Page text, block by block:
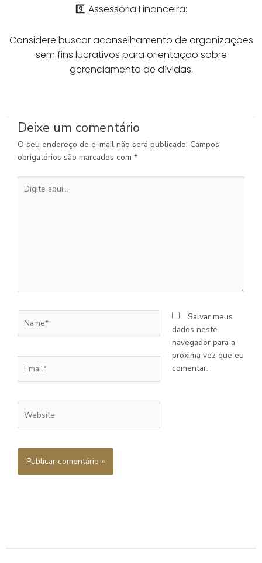
9️⃣ Assessoria Financeira:
Considere buscar aconselhamento de organizações
sem fins lucrativos para orientação sobre
gerenciamento de dívidas.
Deixe um comentário
O seu endereço de e-mail não será publicado. Campos
obrigatórios são marcados com *
aqui...
Salvar meus
dados neste
navegador para a
próxima vez que eu
comentar.